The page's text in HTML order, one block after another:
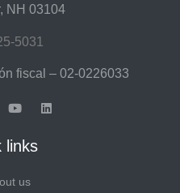
NH 03104
5031
fiscal – 02-0226033
links
us